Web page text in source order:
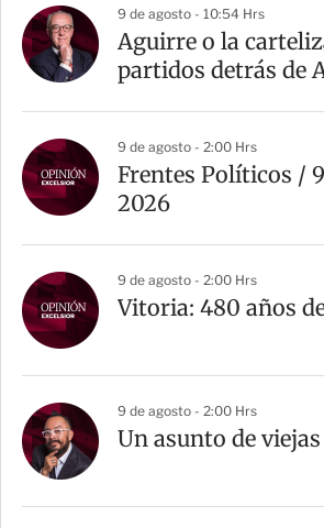
9 de agosto - 10:54 Hrs
Aguirre o la
partidos detrás de
9 de agosto - 2:00 Hrs
Frentes Políticos /
2026
9 de agosto - 2:00 Hrs
Vitoria: 480 años
9 de agosto - 2:00 Hrs
Un asunto de